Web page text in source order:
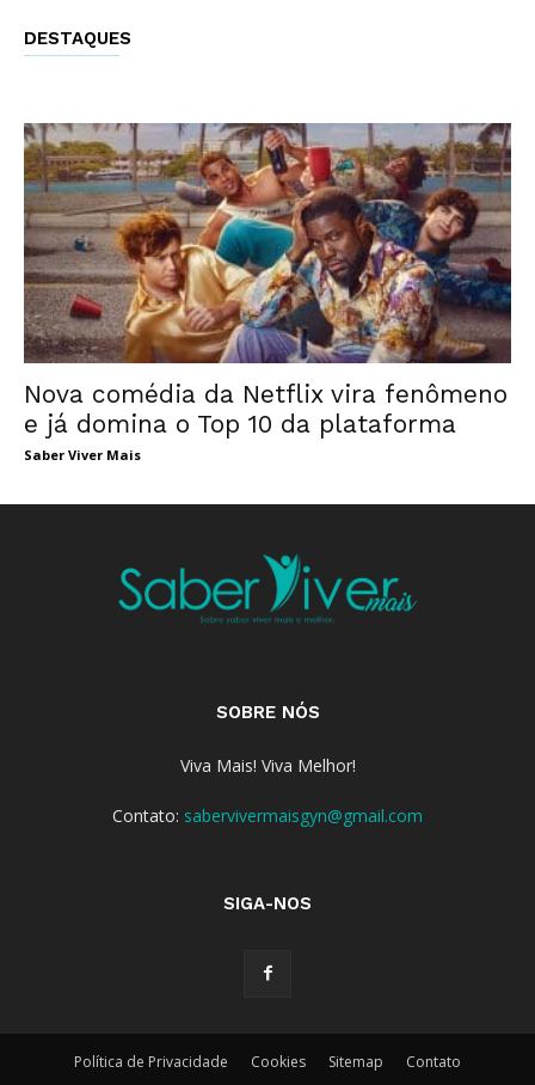
DESTAQUES
Nova comédia da Netflix vira fenômeno
e já domina o Top 10 da plataforma
Saber Viver Mais
SOBRE NÓS
Viva Mais! Viva Melhor!
Contato: sabervivermaisgyn@gmail.com
SIGA-NOS
Política de Privacidade Cookies Sitemap Contato